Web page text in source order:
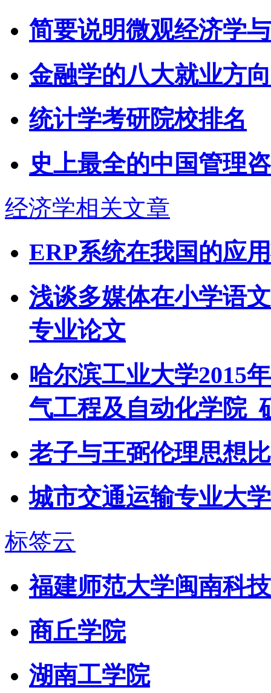
简要说明微观经济学
金融学的八大就业方
统计学考研院校排名
史上最全的中国管理
经济学相关文章
ERP系统在我国的应
浅谈多媒体在小学语
专业论文
哈尔滨工业大学2015
气工程及自动化学院_
老子与王弼伦理思想
城市交通运输专业大
标签云
福建师范大学闽南科
商丘学院
湖南工学院